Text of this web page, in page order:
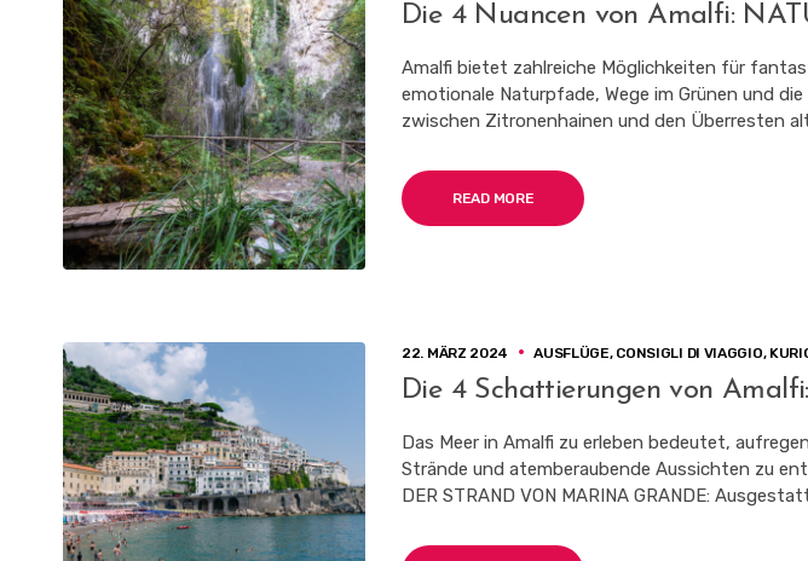
Die 4 Nuancen von Amalfi:
Amalfi bietet zahlreiche Möglichkeiten für
emotionale Naturpfade, Wege im Grünen und
zwischen Zitronenhainen und den Überresten
READ MORE
22. MÄRZ 2024 AUSFLÜGE, CONSIGLI DI VIAGGIO,
Die 4 Schattierungen von
Das Meer in Amalfi zu erleben bedeutet,
Strände und atemberaubende Aussichten zu
DER STRAND VON MARINA GRANDE: